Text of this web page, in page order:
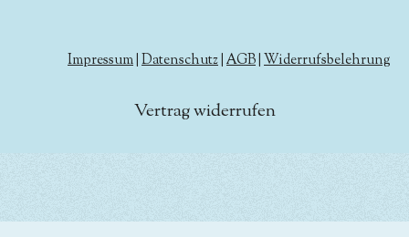
Impressum Datenschutz AGB Widerrufsbelehrung
Vertrag widerrufen